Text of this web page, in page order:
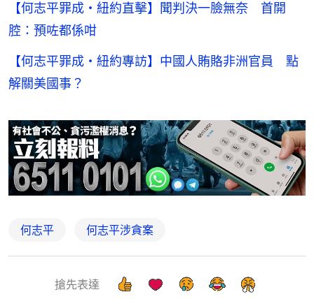
【何志平罪成・紐約直擊】聞判決一臉無奈 首開
腔：預咗都係咁
【何志平罪成・紐約專訪】中國人賄賂非洲官員 點
解關美國事？
何志平 何志平涉貪案
搶先表達